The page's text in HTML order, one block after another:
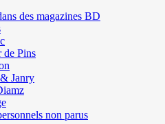
des magazines BD
de Pins
Janry
non parus